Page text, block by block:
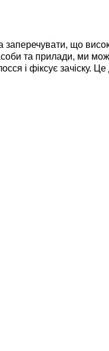
що
та прилади, ми
і фіксує зачіску.